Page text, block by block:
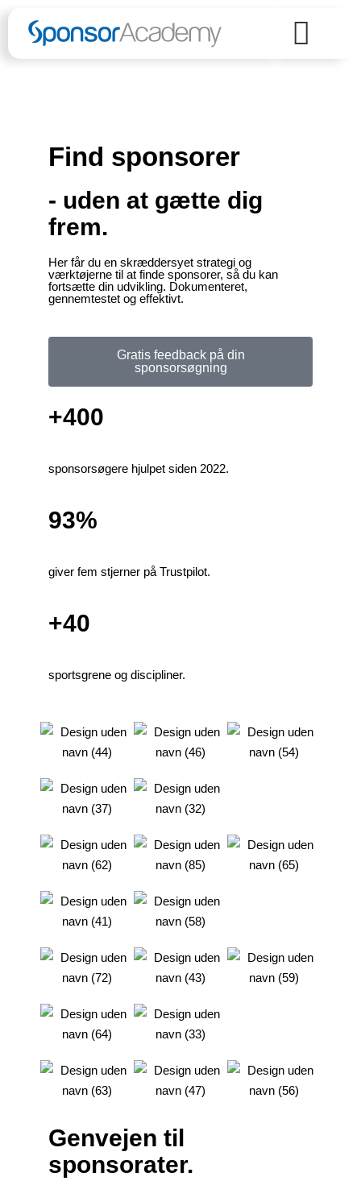
Find sponsorer
- uden at gætte dig
frem.
Her får du en skræddersyet strategi og
værktøjerne til at finde sponsorer, så du kan
fortsætte din udvikling. Dokumenteret,
gennemtestet og effektivt.
Gratis feedback på din
sponsorsøgning
+400
sponsorsøgere hjulpet siden 2022.
93%
giver fem stjerner på Trustpilot.
+40
sportsgrene og discipliner.
Genvejen til
sponsorater.